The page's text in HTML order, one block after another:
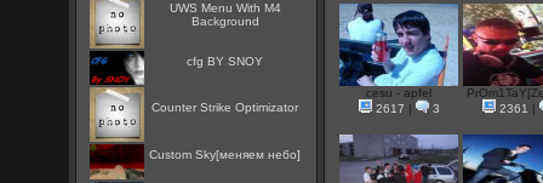
UWS Menu With M4
Background
cfg BY SNOY
Counter Strike Optimizator
Custom Sky[меняем небо]
cesu - apfel
2617
3
2361